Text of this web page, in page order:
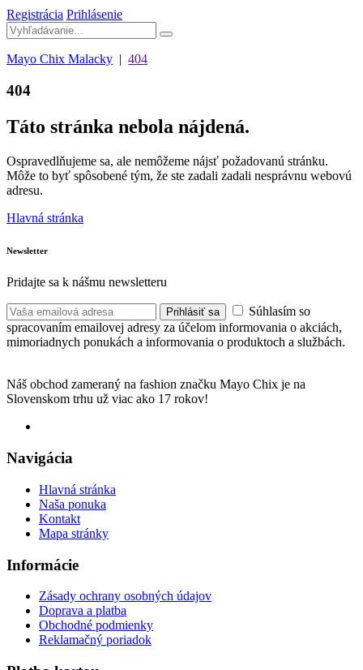
Registrácia Prihlásenie
Mayo Chix Malacky | 404
404
Táto stránka nebola nájdená.
Ospravedlňujeme sa, ale nemôžeme nájsť požadovanú stránku.
Môže to byť spôsobené tým, že ste zadali zadali nesprávnu webovú
adresu.
Hlavná stránka
Newsletter
Pridajte sa k nášmu newsletteru
Prihlásiť sa
Súhlasím so
spracovaním emailovej adresy za účelom informovania o akciách,
mimoriadnych ponukách a informovania o produktoch a službách.
Náš obchod zameraný na fashion značku Mayo Chix je na
Slovenskom trhu už viac ako 17 rokov!
Navigácia
Hlavná stránka
Naša ponuka
Kontakt
Mapa stránky
Informácie
Zásady ochrany osobných údajov
Doprava a platba
Obchodné podmienky
Reklamačný poriadok